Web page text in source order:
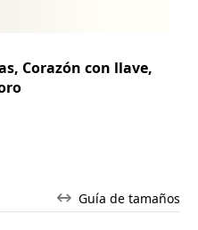
Corazón con llave,
Guía de tamaños